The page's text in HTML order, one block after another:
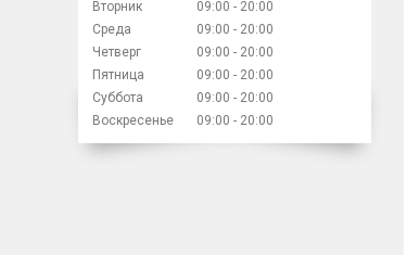
Вторник
09:00
20:00
Среда
09:00
20:00
Четверг
09:00
20:00
Пятница
09:00
20:00
Суббота
09:00
20:00
Воскресенье
09:00 20:00